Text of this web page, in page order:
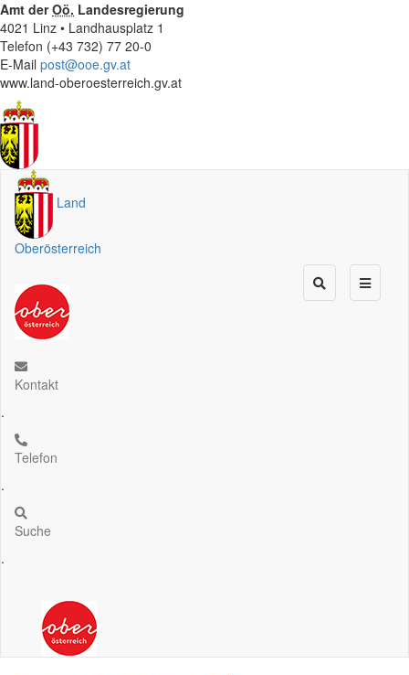
Amt derOö. Landesregierung
4021 Linz • Landhausplatz 1
Telefon (+43 732) 77 20-0
E-Mail post@ooe.gv.at
www.land-oberoesterreich.gv.at
Land
Oberösterreich
Kontakt
.
Telefon
.
Suche
.